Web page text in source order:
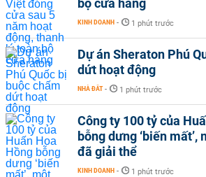
bộ cửa hàng
KINH DOANH - 1 phút trước
Dự án Sheraton Phú
dứt hoạt động
NHÀ ĐẤT - 1 phút trước
Công ty 100 tỷ của
bỗng dưng ‘biến
đã giải thể
KINH DOANH - 1 phút trước